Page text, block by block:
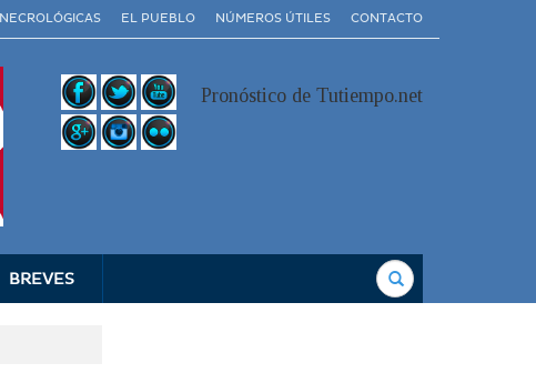
NECROLÓGICAS EL PUEBLO NÚMEROS ÚTILES CONTACTO
Pronóstico de Tutiempo.net
BREVES Buscar